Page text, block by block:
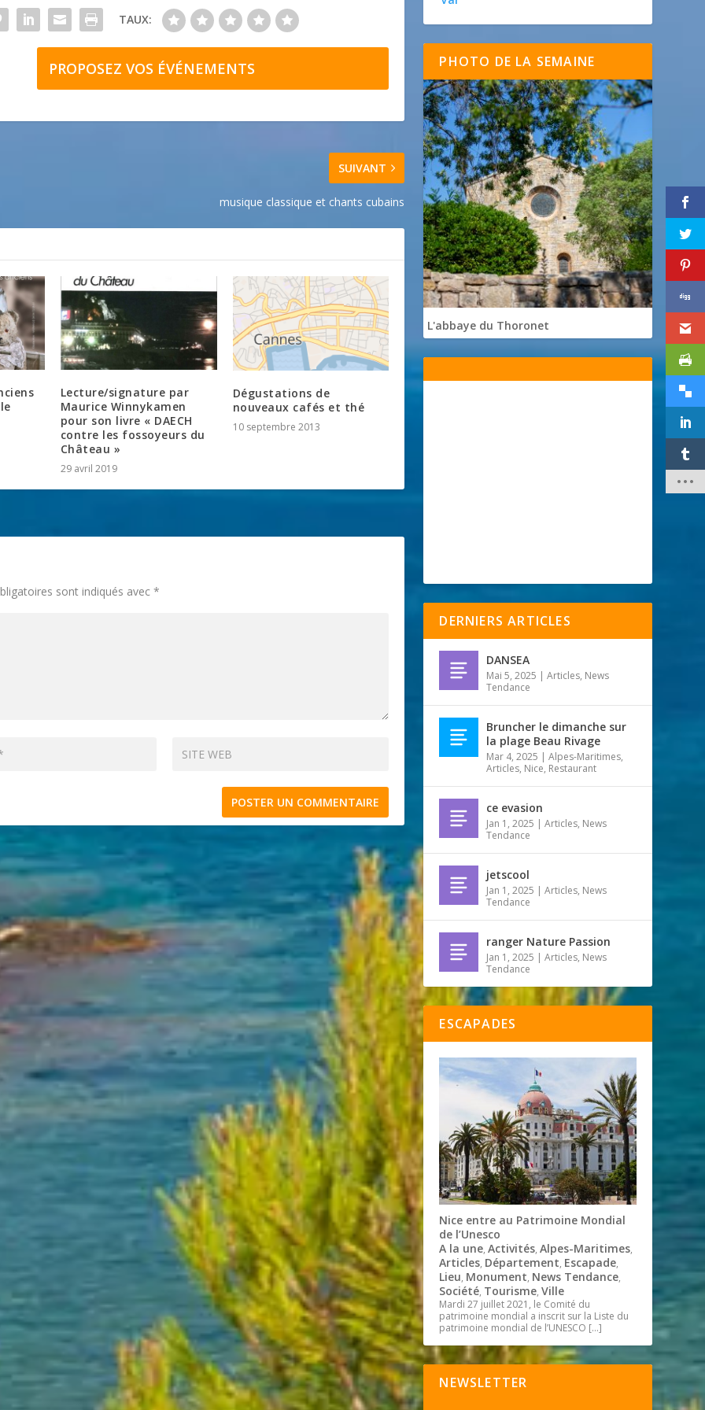
TAUX:
PROPOSEZ VOS ÉVÉNEMENTS
SUIVANT
musique classique et chants cubains
Lecture/signature par
Maurice Winnykamen
pour son livre « DAECH
contre les fossoyeurs du
Château »
29 avril 2019
Dégustations de
nouveaux cafés et thé
10 septembre 2013
sont indiqués avec*
PHOTO DE LA SEMAINE
L'abbaye du Thoronet
DERNIERS ARTICLES
DANSEA
Mai 5, 2025 |Articles, News
Tendance
Bruncher le dimanche sur
la plage Beau Rivage
Mar 4, 2025 |Alpes-Maritimes,
Articles, Nice, Restaurant
ce evasion
Jan 1, 2025 |Articles, News
Tendance
jetscool
Jan 1, 2025 |Articles, News
Tendance
ranger Nature Passion
Jan 1, 2025 |Articles, News
Tendance
ESCAPADES
Nice entre au Patrimoine Mondial
de l’Unesco
A la une,Activités,Alpes-Maritimes,
Articles, Département, Escapade,
Lieu, Monument, News Tendance,
Société, Tourisme,Ville
Mardi 27 juillet 2021, le Comité du
patrimoine mondial a inscrit sur la Liste du
patrimoine mondial de l’UNESCO […]
NEWSLETTER